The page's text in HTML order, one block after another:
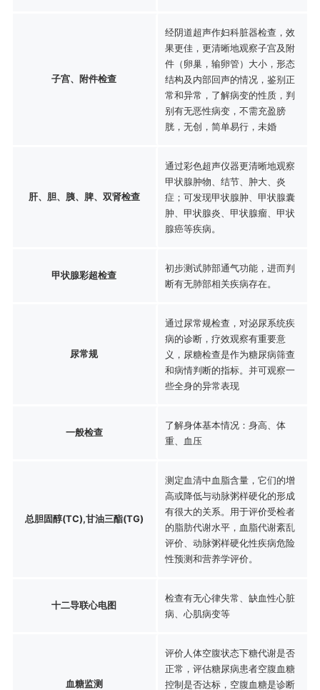
子宫、附件检查
经阴道超声作妇科脏器检查，效
果更佳，更清晰地观察子宫及附
件（卵巢，输卵管）大小，形态
结构及内部回声的情况，鉴别正
常和异常，了解病变的性质，判
别有无恶性病变，不需充盈膀
胱，无创，简单易行，未婚
肝、胆、胰、脾、双肾检查
通过彩色超声仪器更清晰地观察
甲状腺肿物、结节、肿大、炎
症；可发现甲状腺肿、甲状腺囊
肿、甲状腺炎、甲状腺瘤、甲状
腺癌等疾病。
甲状腺彩超检查
初步测试肺部通气功能，进而判
断有无肺部相关疾病存在。
尿常规
通过尿常规检查，对泌尿系统疾
病的诊断，疗效观察有重要意
义，尿糖检查是作为糖尿病筛查
和病情判断的指标。并可观察一
些全身的异常表现
一般检查
了解身体基本情况：身高、体
重、血压
总胆固醇(TC),甘油三酯(TG)
测定血清中血脂含量，它们的增
高或降低与动脉粥样硬化的形成
有很大的关系。用于评价受检者
的脂肪代谢水平，血脂代谢紊乱
评价、动脉粥样硬化性疾病危险
性预测和营养学评价。
十二导联心电图
检查有无心律失常、缺血性心脏
病、心肌病变等
血糖监测
评价人体空腹状态下糖代谢是否
正常，评估糖尿病患者空腹血糖
控制是否达标，空腹血糖是诊断